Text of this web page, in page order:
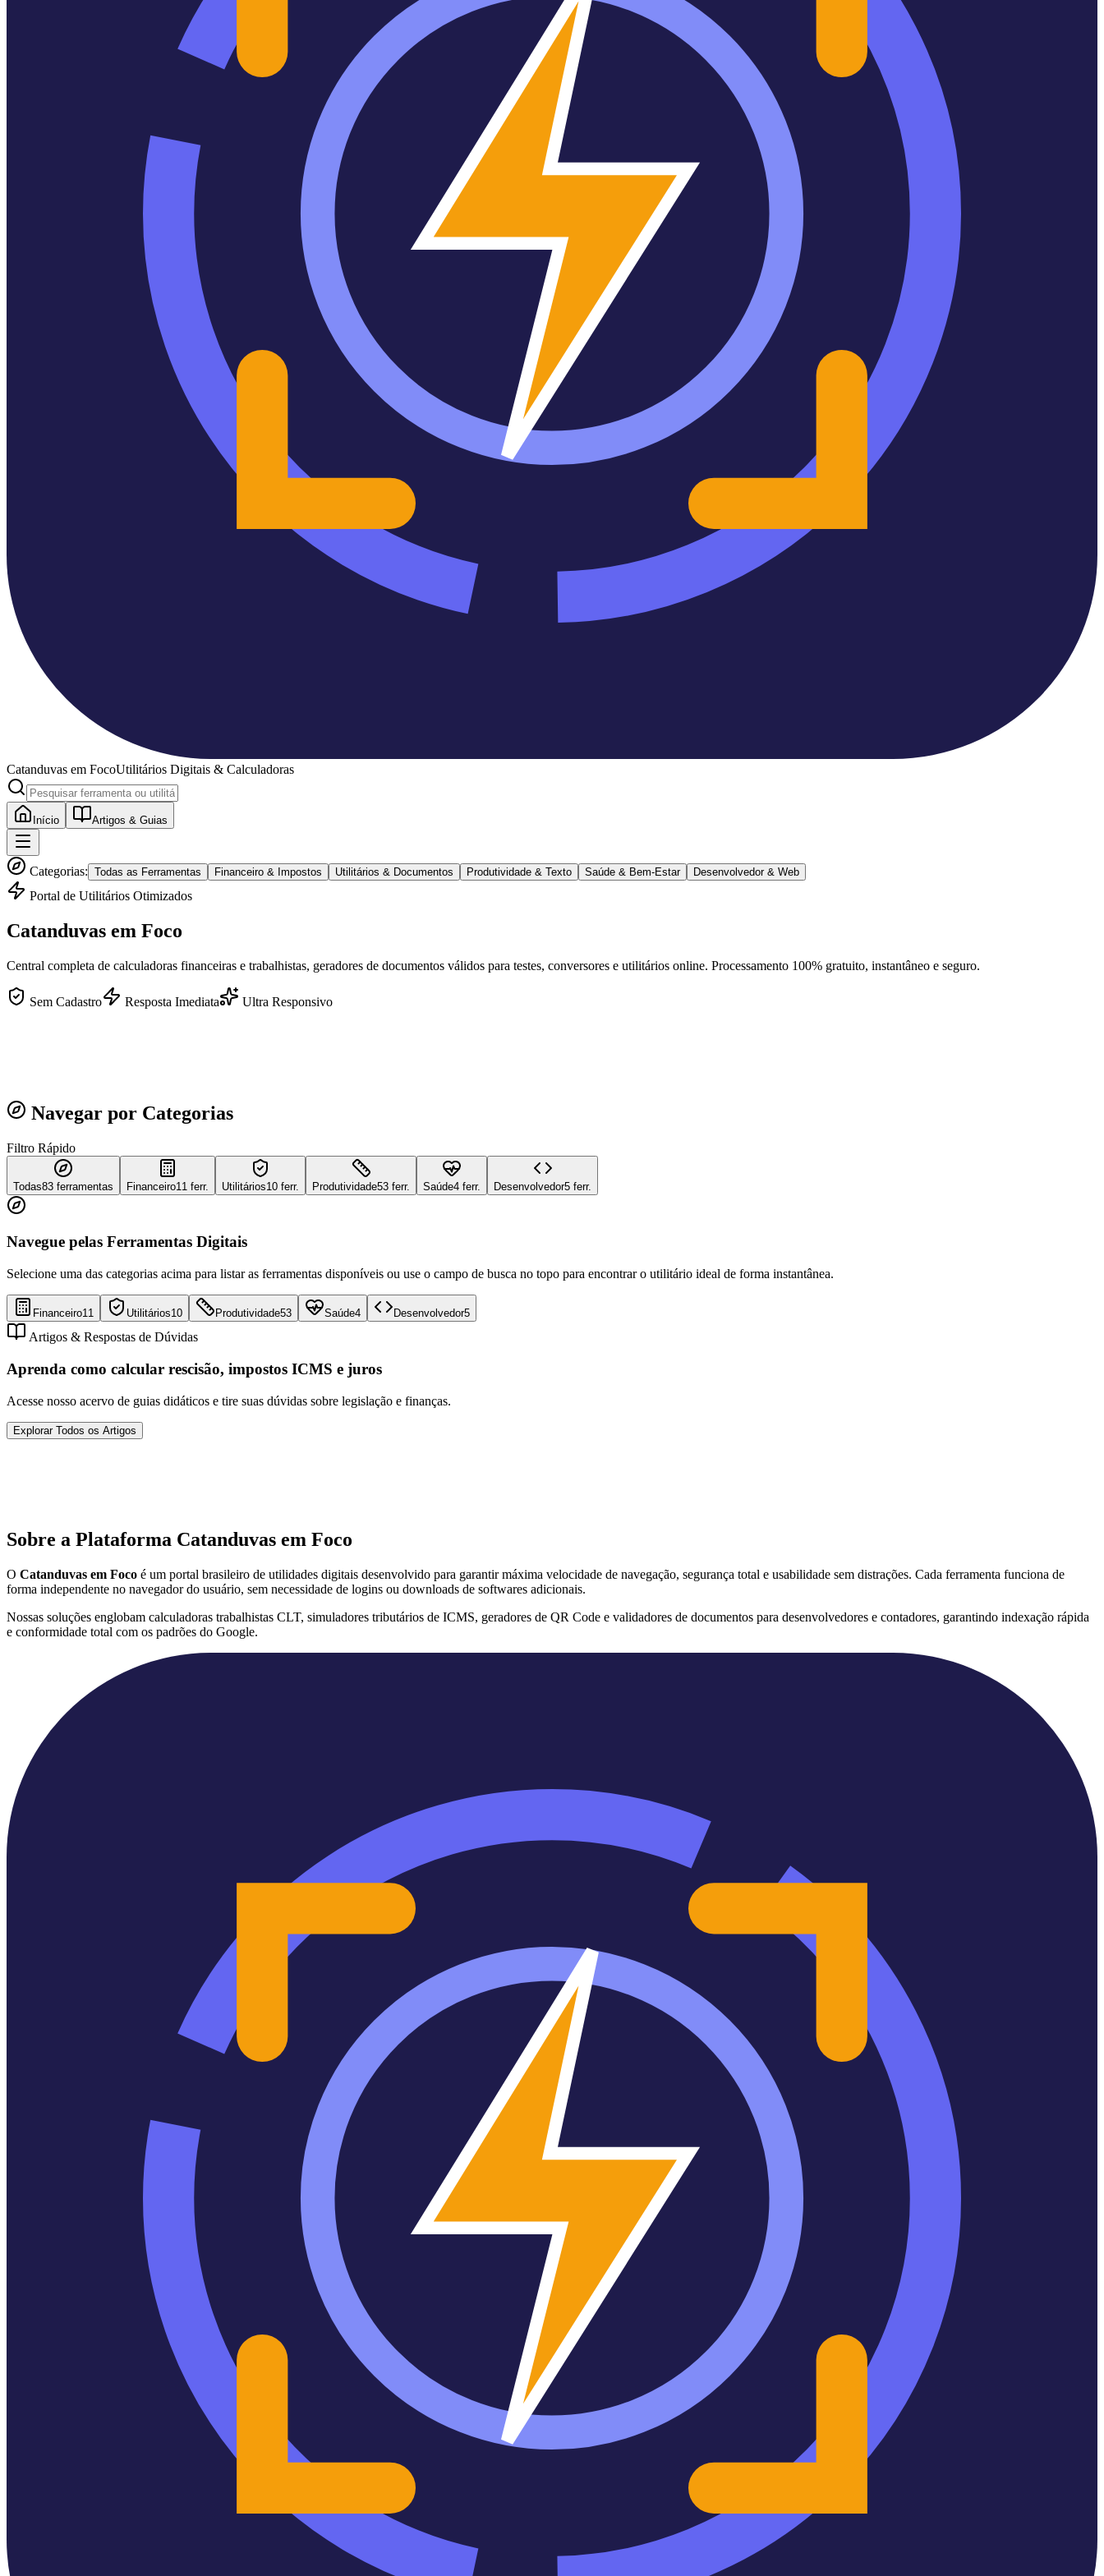
Catanduvas em FocoUtilitários Digitais & Calculadoras
Início Artigos & Guias
Categorias: Todas as Ferramentas Financeiro & Impostos Utilitários & Documentos Produtividade & Texto Saúde & Bem-Estar Desenvolvedor & Web
Portal de Utilitários Otimizados
Catanduvas em Foco
Central completa de calculadoras financeiras e trabalhistas, geradores de documentos válidos para testes, conversores e utilitários online. Processamento 100% gratuito, instantâneo e seguro.
Sem Cadastro Resposta Imediata Ultra Responsivo
Navegar por Categorias
Filtro Rápido
Todas83 ferramentas Financeiro11 ferr. Utilitários10 ferr. Produtividade53 ferr. Saúde4 ferr. Desenvolvedor5 ferr.
Navegue pelas Ferramentas Digitais
Selecione uma das categorias acima para listar as ferramentas disponíveis ou use o campo de busca no topo para encontrar o utilitário ideal de forma instantânea.
Financeiro11 Utilitários10 Produtividade53 Saúde4 Desenvolvedor5
Artigos & Respostas de Dúvidas
Aprenda como calcular rescisão, impostos ICMS e juros
Acesse nosso acervo de guias didáticos e tire suas dúvidas sobre legislação e finanças.
Explorar Todos os Artigos
Sobre a Plataforma Catanduvas em Foco
O Catanduvas em Foco é um portal brasileiro de utilidades digitais desenvolvido para garantir máxima velocidade de navegação, segurança total e usabilidade sem distrações. Cada ferramenta funciona de
forma independente no navegador do usuário, sem necessidade de logins ou downloads de softwares adicionais.
Nossas soluções englobam calculadoras trabalhistas CLT, simuladores tributários de ICMS, geradores de QR Code e validadores de documentos para desenvolvedores e contadores, garantindo indexação rápida
e conformidade total com os padrões do Google.